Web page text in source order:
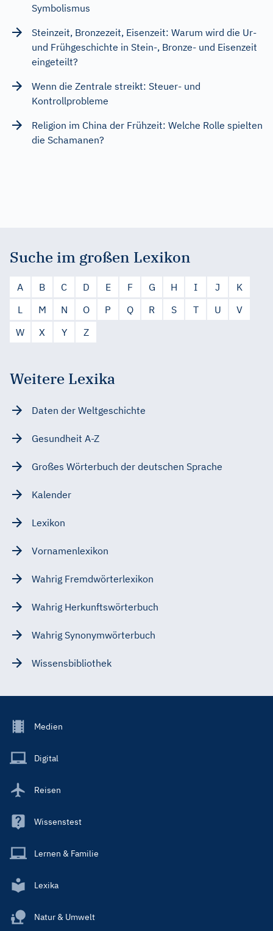
Symbolismus
Steinzeit, Bronzezeit, Eisenzeit: Warum wird die Ur-
und Frühgeschichte in Stein-, Bronze- und Eisenzeit
eingeteilt?
Wenn die Zentrale streikt: Steuer- und
Kontrollprobleme
Religion im China der Frühzeit: Welche Rolle spielten
die Schamanen?
Suche im großen Lexikon
A B C D E F G H I J
K
L
M N O P Q R S T U
V
W
X Y Z
Weitere Lexika
Daten der Weltgeschichte
Gesundheit A-Z
Großes Wörterbuch der deutschen Sprache
Kalender
Lexikon
Vornamenlexikon
Wahrig Fremdwörterlexikon
Wahrig Herkunftswörterbuch
Wahrig Synonymwörterbuch
Wissensbibliothek
Footer
Main
Medien
Digital
Reisen
Wissenstest
Lernen & Familie
Lexika
Natur & Umwelt